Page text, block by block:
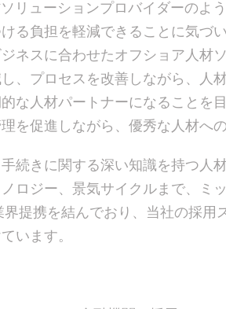
リューションプロバイダーのよ
る負担を軽減できることに気づ
ネスに合わせたオフショア人材
、プロセスを改善しながら、人
な人材パートナーになることを
を促進しながら、優秀な人材へ
続きに関する深い知識を持つ人
ロジー、景気サイクルまで、ミ
提携を結んでおり、当社の採用
います。